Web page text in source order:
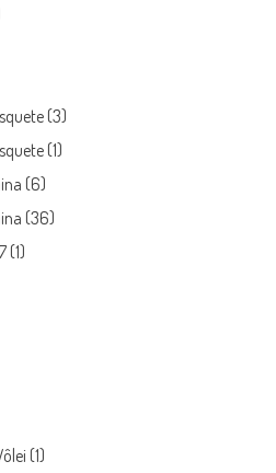
(3)
(1)
(6)
(36)
(1)
(1)